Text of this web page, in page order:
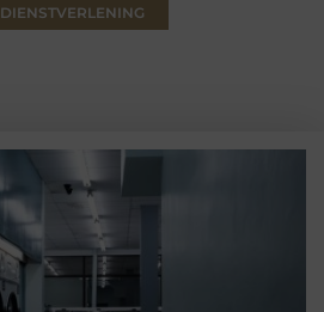
DIENSTVERLENING